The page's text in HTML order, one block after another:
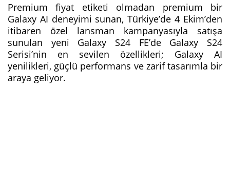
Premium fiyat etiketi olmadan premium bir
Galaxy AI deneyimi sunan, Türkiye’de 4 Ekim’den
itibaren özel lansman kampanyasıyla satışa
sunulan yeni Galaxy S24 FE’de Galaxy S24
Serisi’nin en sevilen özellikleri; Galaxy AI
yenilikleri, güçlü performans ve zarif tasarımla bir
araya geliyor.